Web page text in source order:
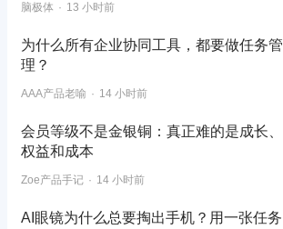
脑极体 13 小时前
为什么所有企业协同工具，都要做任务管
理？
AAA产品老喻 14 小时前
会员等级不是金银铜：真正难的是成长、
权益和成本
Zoe产品手记 14 小时前
AI眼镜为什么总要掏出手机？用一张任务